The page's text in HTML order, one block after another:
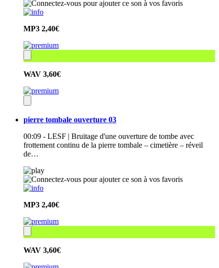
MP3 2,40€
WAV 3,60€
pierre tombale ouverture 03
00:09 - LESF | Bruitage d'une ouverture de tombe avec
frottement continu de la pierre tombale – cimetière – réveil
de…
MP3 2,40€
WAV 3,60€